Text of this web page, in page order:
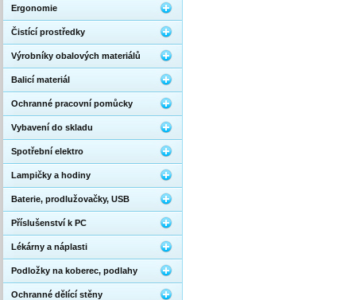
Ergonomie
Čistící prostředky
Výrobníky obalových materiálů
Balicí materiál
Ochranné pracovní pomůcky
Vybavení do skladu
Spotřební elektro
Lampičky a hodiny
Baterie, prodlužovačky, USB
Příslušenství k PC
Lékárny a náplasti
Podložky na koberec, podlahy
Ochranné dělící stěny